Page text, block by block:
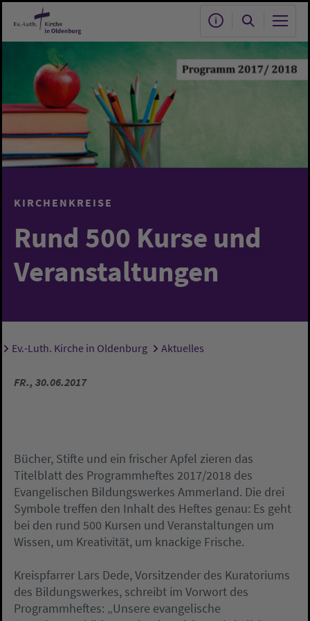
Zum Hauptinhalt springen
KIRCHENKREISE
Rund 500 Kurse und
Veranstaltungen
Sie sind hier:
Ev.-Luth. Kirche in Oldenburg Aktuelles
FR., 30.06.2017
Bücher, Stifte und ein frischer Apfel zieren das
Titelblatt des Programmheftes 2017/2018 des
Evangelischen Bildungswerkes Ammerland. Die drei
Symbole treffen den Inhalt des Heftes genau: Es geht
bei den rund 500 Kursen und Veranstaltungen um
Wissen, um Kreativität, um knackige Frische.
Kreispfarrer Lars Dede, Vorsitzender des Kuratoriums
des Bildungswerkes, schreibt im Vorwort des
Programmheftes: „Unsere evangelische